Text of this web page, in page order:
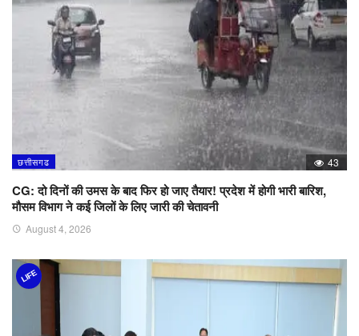
छत्तीसगढ 43
CG: दो दिनों की उमस के बाद फिर हो जाए तैयार! प्रदेश में होगी भारी बारिश,
मौसम विभाग ने कई जिलों के लिए जारी की चेतावनी
August 4, 2026
LIFE